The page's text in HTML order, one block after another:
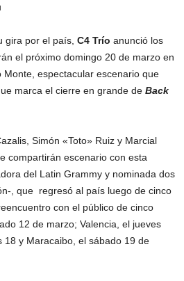
gira por el país, C4 Trío anunció los
el próximo domingo 20 de marzo en
Monte, espectacular escenario que
marca el cierre en grande de Back
Simón «Toto» Ruiz y Marcial
compartirán escenario con esta
del Latin Grammy y nominada dos
, que regresó al país luego de cinco
con el público de cinco
12 de marzo; Valencia, el jueves
18 y Maracaibo, el sábado 19 de